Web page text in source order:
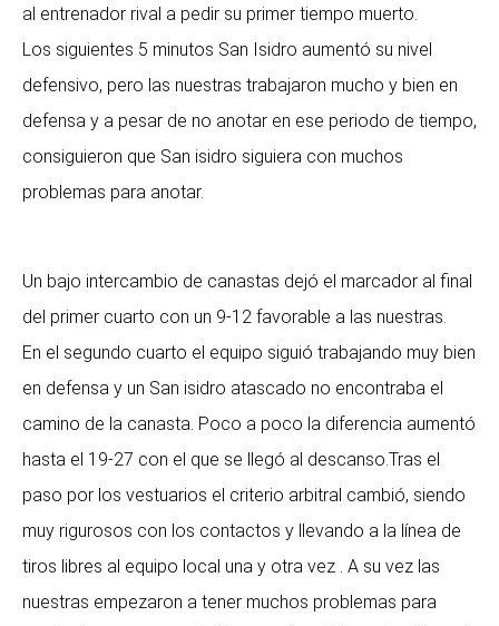
al entrenador rival a pedir su primer tiempo muerto.
Los siguientes 5 minutos San Isidro aumentó su nivel
defensivo, pero las nuestras trabajaron mucho y bien en
defensa y a pesar de no anotar en ese periodo de tiempo,
consiguieron que San isidro siguiera con muchos
problemas para anotar.
Un bajo intercambio de canastas dejó el marcador al final
del primer cuarto con un 9-12 favorable a las nuestras.
En el segundo cuarto el equipo siguió trabajando muy bien
en defensa y un San isidro atascado no encontraba el
camino de la canasta. Poco a poco la diferencia aumentó
hasta el 19-27 con el que se llegó al descanso.Tras el
paso por los vestuarios el criterio arbitral cambió, siendo
muy rigurosos con los contactos y llevando a la línea de
tiros libres al equipo local una y otra vez . A su vez las
nuestras empezaron a tener muchos problemas para